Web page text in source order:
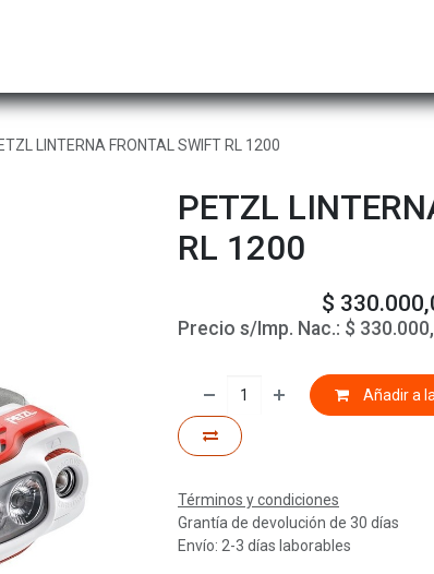
LINTERNA FRONTAL SWIFT RL 1200
PETZL
RL 1200
$
Precio s/Imp. Nac.: $
Añadir a
Términos y condiciones
Grantía de devolución de 30 días
Envío: 2-3 días laborables